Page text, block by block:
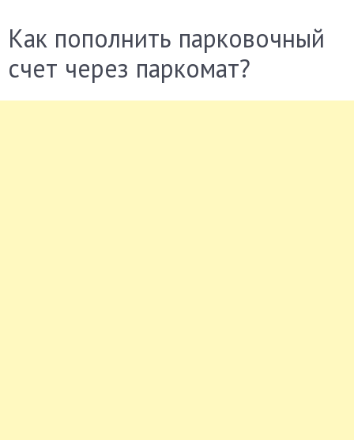
Как пополнить парковочный
счет через паркомат?